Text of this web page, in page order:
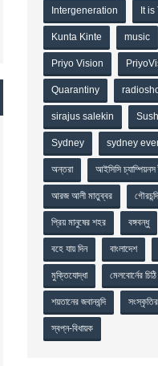
Intergeneration It
Kunta Kinte music
Priyo Vision
Quarantiny
sirajus salekin
Sydney sydney
অন্তরা আইসিসি চ্যাম্পিয়নস
আরজ আলী মাতুব্বর
প্রিয় মানুষের শহর বঙ্গবন্ধু
বহে যায় দিন বাংলাদেশ
মুক্তিযোদ্ধা মেলবোর্নের চিঠি
শয়তানের জবানবন্দি সংস্কৃতির
স্বপ্ন-বিধায়ক